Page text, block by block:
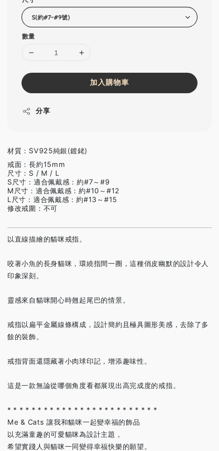
數量
加入購物車
分享
材質：SV925純銀(鍍銠)
戒面：長約15mm
尺寸：S / M / L
S尺寸：適合佩戴感：約#7～#9
M尺寸：適合佩戴感：約#10～#12
L尺寸：適合佩戴感：約#13～#15
修改戒圍：不可
以直線描繪的貓咪戒指。
咬著小魚的長身貓咪，環繞指間一圈，這種俏皮幽默的設計令人
印象深刻。
靈感來自貓咪開心時翹起尾巴的情景。
戒指以扁平金屬線條構成，設計簡約且極具圖形美感，去除了多
餘的裝飾。
戒指背面還隱藏著小肉球印記，增添趣味性。
這是一款無論從哪個角度看都展現出高完成度的戒指。
* * * * * * * * * * * * * * * * * * * * * * * * *
Me & Cats 讓我和貓咪一起變幸福的飾品
以充滿童趣的可愛貓咪為設計主題，
希望實踐人與貓咪一同變得幸福快樂的願望。